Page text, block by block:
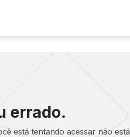
errado.
está tentando acessar não está